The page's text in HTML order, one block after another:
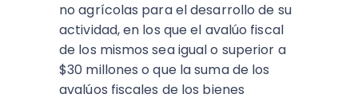
no agrícolas para el desarrollo de su
actividad, en los que el avalúo fiscal
de los mismos sea igual o superior a
$30 millones o que la suma de los
avalúos fiscales de los bienes